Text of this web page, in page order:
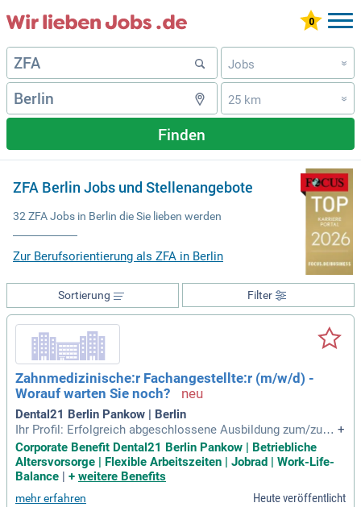
Jobs »
25 km »
Finden
ZFA Berlin Jobs und Stellenangebote
32 ZFA Jobs in Berlin die Sie lieben werden
Zur Berufsorientierung als ZFA in Berlin
Filter
Sortierung
Zahnmedizinische:r Fachangestellte:r (m/w/d) -
Worauf warten Sie noch?
Dental21 Berlin Pankow | Berlin
Ihr Profil: Erfolgreich abgeschlossene Ausbildung zum/zur Z
ahnmedizinischen Fachangestellten; ZFA; Gute EDV-Kenntni
sse; Idealerweise erste Berufserfahrung; Kommunikationsst
ärke sowie freundliches und empathisches Auftreten; Sorgf
+
Corporate Benefit Dental21 Berlin Pankow | Betriebliche
Altersvorsorge | Flexible Arbeitszeiten | Jobrad | Work-Life-
Balance | + weitere Benefits
mehr erfahren Heute veröffentlicht